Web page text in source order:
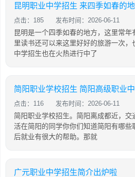
昆明职业中学招生 来四季如春的
点击：185 发布时间：2026-06-11
昆明是一个四季如春的地方，这里常
里读书还可以来这里好好的旅游一次，
中学招生也在火热进行中了
简阳职业学校招生 简阳高级职业
点击：116 发布时间：2026-06-11
简阳职业学校招生。简阳离成都近，交
活在简阳的同学你你们知道简阳有哪些
后就业有很大的帮助。那就
广元职业中学招生简介出炉啦